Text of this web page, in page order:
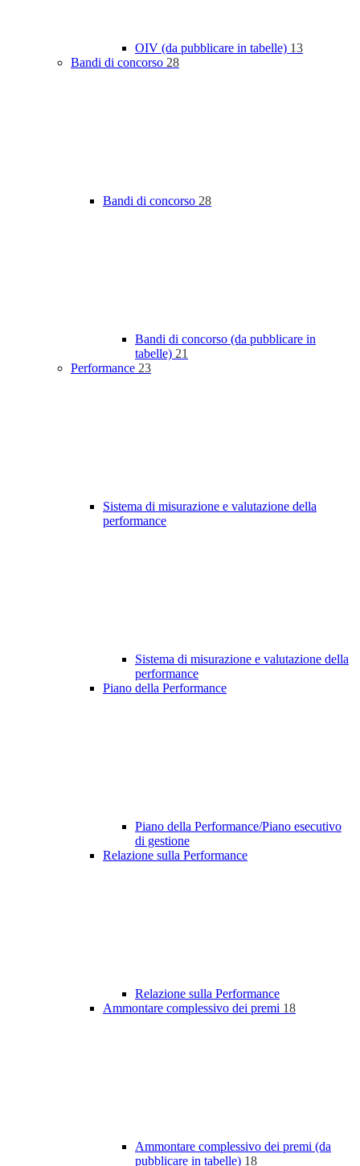
OIV (da pubblicare in tabelle) 13
Bandi di concorso 28
Bandi di concorso 28
Bandi di concorso (da pubblicare in
tabelle) 21
Performance 23
Sistema di misurazione e valutazione della
performance
Sistema di misurazione e valutazione della
performance
Piano della Performance
Piano della Performance/Piano esecutivo
di gestione
Relazione sulla Performance
Relazione sulla Performance
Ammontare complessivo dei premi 18
Ammontare complessivo dei premi (da
pubblicare in tabelle) 18